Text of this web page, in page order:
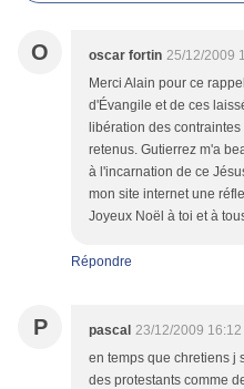
O oscar fortin 25/12/2009
Merci Alain pour ce
d'Évangile et de ces
libération des
retenus. Gutierrez m'a
à l'incarnation de ce
mon site internet une
Joyeux Noël à toi et à
Répondre
P pascal 23/12/2009 16:12
en temps que chretiens j
des protestants comme